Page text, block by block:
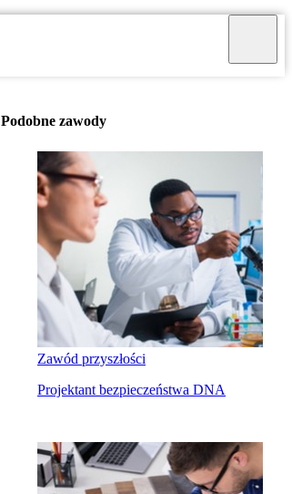
Podobne zawody
Zawód przyszłości
Projektant bezpieczeństwa DNA